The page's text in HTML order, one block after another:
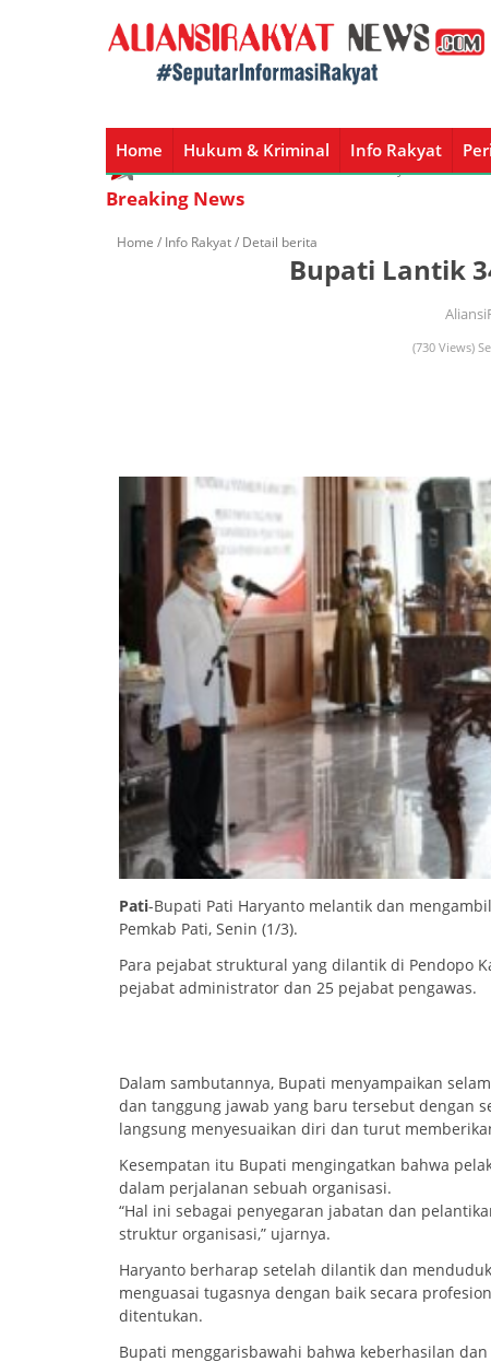
Home Hukum & Kriminal Info Rakyat
Home Hukum & Kriminal Info Rakyat
Breaking News
Home / Info Rakyat/ Detail berita
Bupati Lantik
(730 Views)
Pati-Bupati Pati Haryanto melantik dan
Pemkab Pati, Senin (1/3).
Para pejabat struktural yang dilantik di Pendopo
pejabat administrator dan 25 pejabat pengawas.
Dalam sambutannya, Bupati menyampaikan
dan tanggung jawab yang baru tersebut dengan
langsung menyesuaikan diri dan turut
Kesempatan itu Bupati mengingatkan bahwa
dalam perjalanan sebuah organisasi.
“Hal ini sebagai penyegaran jabatan dan
struktur organisasi,” ujarnya.
Haryanto berharap setelah dilantik dan
menguasai tugasnya dengan baik secara
ditentukan.
Bupati menggarisbawahi bahwa keberhasilan